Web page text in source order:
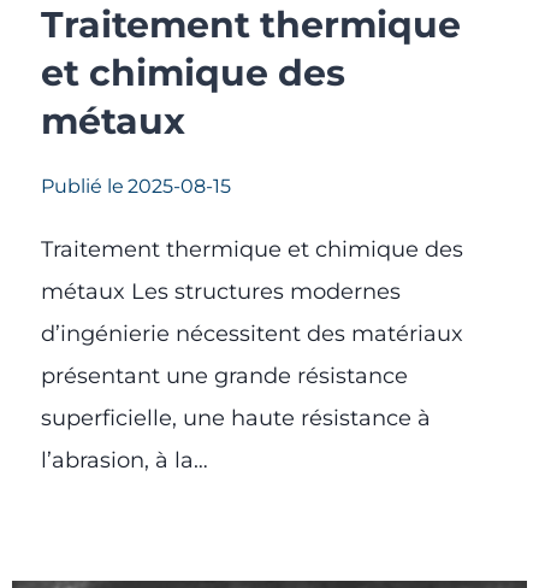
Traitement thermique
et chimique des
métaux
Publié le 2025-08-15
Traitement thermique et chimique des
métaux Les structures modernes
d’ingénierie nécessitent des matériaux
présentant une grande résistance
superficielle, une haute résistance à
l’abrasion, à la…